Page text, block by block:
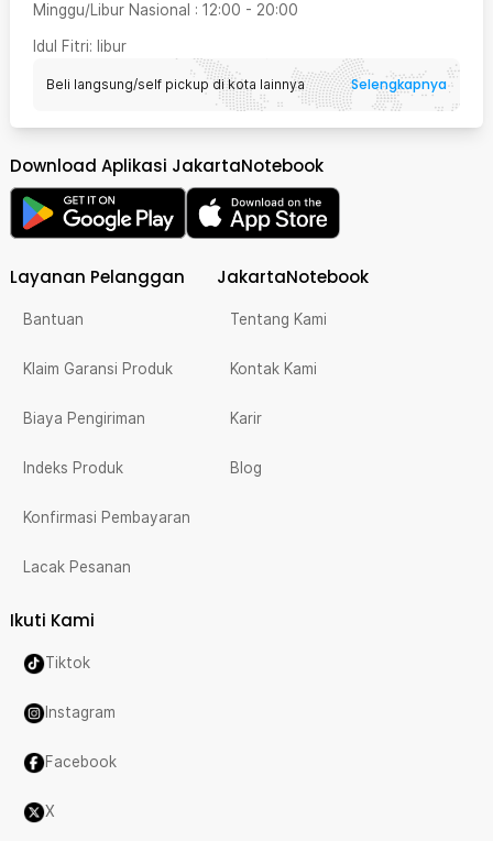
Minggu/Libur Nasional : 12:00 - 20:00
Idul Fitri: libur
Beli langsung/self pickup di kota lainnya Selengkapnya
Download Aplikasi JakartaNotebook
Layanan Pelanggan
Bantuan
Klaim Garansi Produk
Biaya Pengiriman
Indeks Produk
Konfirmasi Pembayaran
Lacak Pesanan
JakartaNotebook
Tentang Kami
Kontak Kami
Karir
Blog
Ikuti Kami
Tiktok
Instagram
Facebook
X